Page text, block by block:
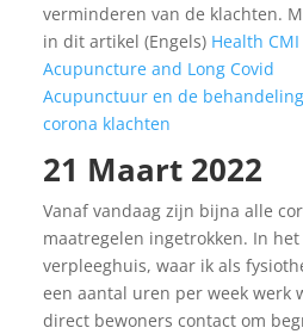
verminderen van de klachten.
in dit artikel (Engels) Health CMI
Acupuncture and Long Covid
Acupunctuur en de
corona klachten
21 Maart 2022
Vanaf vandaag zijn bijna alle
maatregelen ingetrokken. In het
verpleeghuis, waar ik als
een aantal uren per week werk
direct bewoners contact om